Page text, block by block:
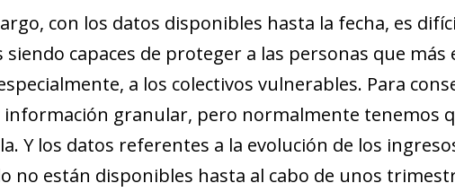
con los datos disponibles hasta la fecha, es
siendo capaces de proteger a las personas que
a los colectivos vulnerables. Para
granular, pero normalmente tenemos
Y los datos referentes a la evolución de los
no están disponibles hasta al cabo de unos